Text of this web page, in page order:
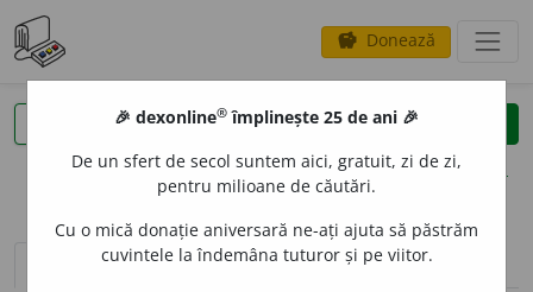
savings Donează
clear
opțiuni
definiții (1) pronunțievolume_up (6)
🎉 dexonline® împlinește 25 de ani 🎉
De un sfert de secol suntem aici, gratuit, zi de zi,
pentru milioane de căutări.
Cu o mică donație aniversară ne-ați ajuta să păstrăm
cuvintele la îndemâna tuturor și pe viitor.